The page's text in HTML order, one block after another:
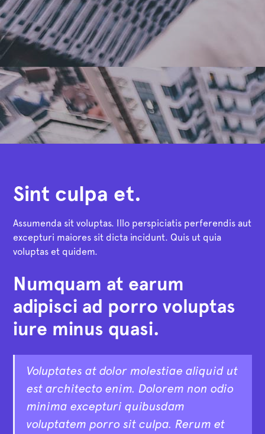
Sint culpa et.
Assumenda sit voluptas. Illo perspiciatis perferendis aut
excepturi maiores sit dicta incidunt. Quis ut quia
voluptas et quidem.
Numquam at earum
adipisci ad porro voluptas
iure minus quasi.
Voluptates at dolor molestiae aliquid ut
est architecto enim. Dolorem non odio
minima excepturi quibusdam
voluptatem porro sit culpa. Rerum et